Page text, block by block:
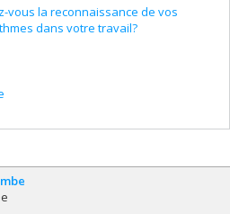
vous la reconnaissance de vos
dans votre travail?